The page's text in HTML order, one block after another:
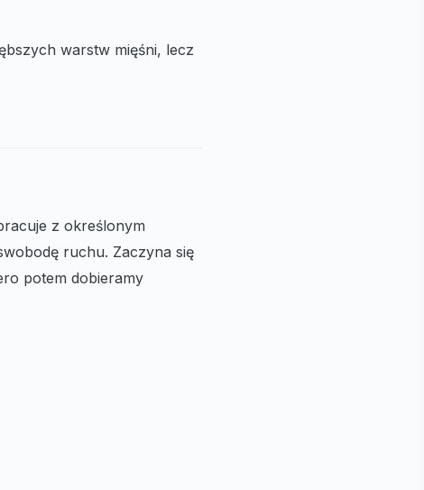
warstw mięśni, lecz
z określonym
ruchu. Zaczyna się
potem dobieramy